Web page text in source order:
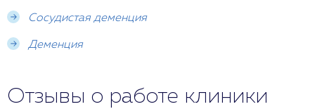
Сосудистая деменция
Деменция
Отзывы о работе клиники